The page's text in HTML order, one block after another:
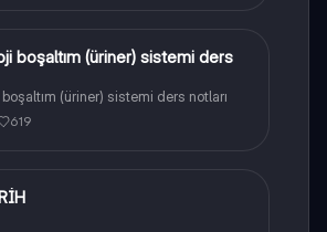
boşaltım (üriner) sistemi ders
boşaltım (üriner) sistemi ders notları
619